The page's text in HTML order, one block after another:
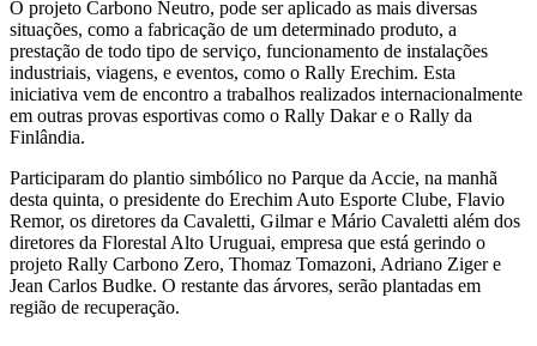
O projeto Carbono Neutro, pode ser aplicado as mais diversas
situações, como a fabricação de um determinado produto, a
prestação de todo tipo de serviço, funcionamento de instalações
industriais, viagens, e eventos, como o Rally Erechim. Esta
iniciativa vem de encontro a trabalhos realizados internacionalmente
em outras provas esportivas como o Rally Dakar e o Rally da
Finlândia.
Participaram do plantio simbólico no Parque da Accie, na manhã
desta quinta, o presidente do Erechim Auto Esporte Clube, Flavio
Remor, os diretores da Cavaletti, Gilmar e Mário Cavaletti além dos
diretores da Florestal Alto Uruguai, empresa que está gerindo o
projeto Rally Carbono Zero, Thomaz Tomazoni, Adriano Ziger e
Jean Carlos Budke. O restante das árvores, serão plantadas em
região de recuperação.